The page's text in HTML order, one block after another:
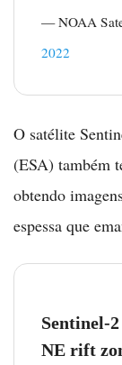
— NOAA
2022
O satélite
(ESA) também
obtendo
espessa que
Sentinel-
NE rift